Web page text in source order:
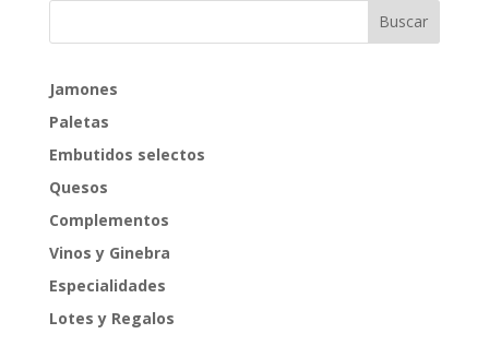
Jamones
Paletas
Embutidos selectos
Quesos
Complementos
Vinos y Ginebra
Especialidades
Lotes y Regalos